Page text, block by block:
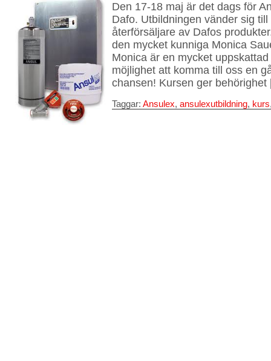
Den 17-18 maj är det dags för
Dafo. Utbildningen vänder sig
återförsäljare av Dafos
den mycket kunniga Monica
Monica är en mycket
möjlighet att komma till oss en
chansen! Kursen ger
Taggar: Ansulex, ansulexutbildning, kurs